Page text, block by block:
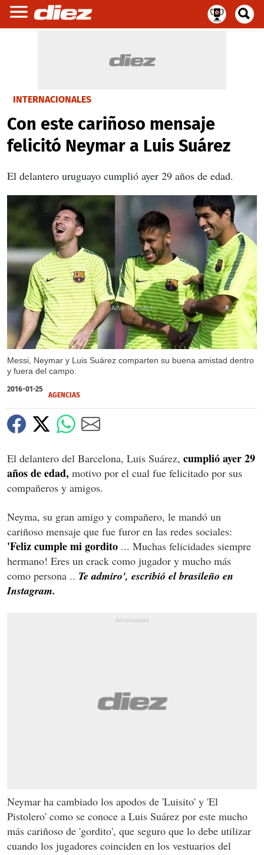
INTERNACIONALES
Con este cariñoso mensaje
felicitó Neymar a Luis Suárez
El delantero uruguayo cumplió ayer 29 años de edad.
Messi, Neymar y Luis Suárez comparten su buena amistad dentro
y fuera del campo.
X
2016-01-25
AGENCIAS
El delantero del Barcelona, Luis Suárez, cumplió ayer 29
años de edad, motivo por el cual fue felicitado por sus
compañeros y amigos.
Neyma, su gran amigo y compañero, le mandó un
cariñoso mensaje que fue furor en las redes sociales:
'Feliz cumple mi gordito ... Muchas felicidades siempre
hermano! Eres un crack como jugador y mucho más
como persona .. Te admiro', escribió el brasileño en
Instagram.
Neymar ha cambiado los apodos de 'Luisito' y 'El
Pistolero' como se conoce a Luis Suárez por este mucho
más cariñoso de 'gordito', que seguro que lo debe utilizar
cuando los jugadores coinciden en los vestuarios del